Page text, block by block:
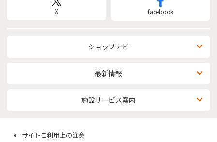
ショップナビ
最新情報
施設サービス案内
X facebook
サイトご利用上の注意